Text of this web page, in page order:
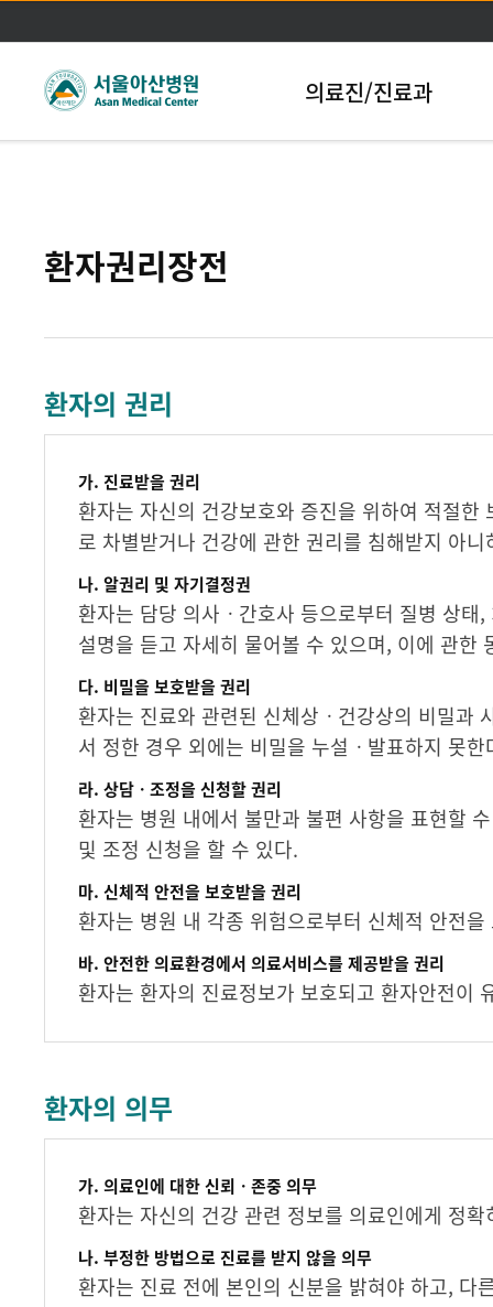
본문바로가기
의료진/진료과
환자권리장전
환자의 권리
가. 진료받을 권리
환자는 자신의 건강보호와 증진을 위하여 적절
로 차별받거나 건강에 관한 권리를 침해받지 아
나. 알권리 및 자기결정권
환자는 담당 의사ㆍ간호사 등으로부터 질병 상
설명을 듣고 자세히 물어볼 수 있으며, 이에 관한
다. 비밀을 보호받을 권리
환자는 진료와 관련된 신체상ㆍ건강상의 비밀과
서 정한 경우 외에는 비밀을 누설ㆍ발표하지 못한
라. 상담ㆍ조정을 신청할 권리
환자는 병원 내에서 불만과 불편 사항을 표현할
및 조정 신청을 할 수 있다.
마. 신체적 안전을 보호받을 권리
환자는 병원 내 각종 위험으로부터 신체적 안전
바. 안전한 의료환경에서 의료서비스를 제공받을 권리
환자는 환자의 진료정보가 보호되고 환자안전이
환자의 의무
가. 의료인에 대한 신뢰ㆍ존중 의무
환자는 자신의 건강 관련 정보를 의료인에게 정
나. 부정한 방법으로 진료를 받지 않을 의무
환자는 진료 전에 본인의 신분을 밝혀야 하고, 다